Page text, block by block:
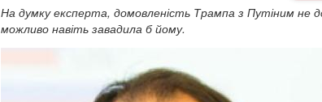
На думку експерта, домовленість Трампа з Путіним не
можливо навіть завадила б йому.